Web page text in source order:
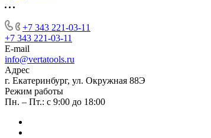
+7 343 221-03-11
+7 343 221-03-11
E-mail
info@vertatools.ru
Адрес
г. Екатеринбург, ул. Окружная 88Э
Режим работы
Пн. – Пт.: с 9:00 до 18:00